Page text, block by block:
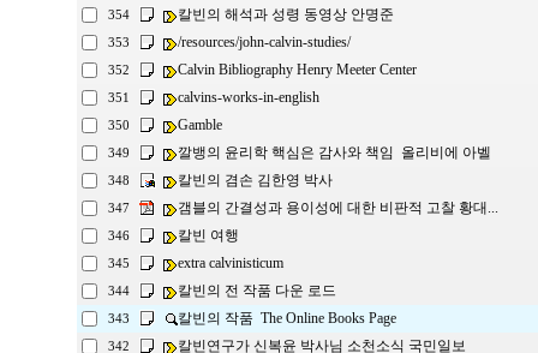
354 칼빈의 해석과 성령 동영상 안명준
353 /resources/john-calvin-studies/
352 Calvin Bibliography Henry Meeter Center
351 calvins-works-in-english
350 Gamble
349 깔뱅의 윤리학 핵심은 감사와 책임 올리비에 아벨
348 칼빈의 겸손 김한영 박사
347 갬블의 간결성과 용이성에 대한 비판적 고찰 황대...
346 칼빈 여행
345 extra calvinisticum
344 칼빈의 전 작품 다운 로드
343 칼빈의 작품 The Online Books Page
342 칼빈연구가 신복윤 박사님 소천소식 국민일보